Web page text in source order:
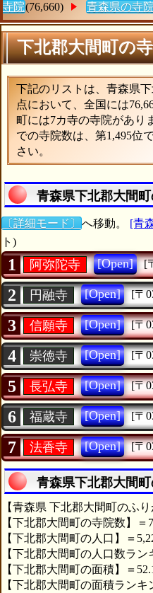
寺院(76,660) 青森県の寺院
下北郡大間町の
下記のリストは、青森県
点において、全国には
町には7カ寺の寺院があり
での寺院数は、第1,495位
さい。
青森県下北郡大間
〔詳細モード〕 へ移動。 [青
ト)
1 阿弥陀寺 [Open] [
2 円融寺 [Open] [〒
3 信願寺 [Open] [〒
4 崇徳寺 [Open] [〒
5 長弘寺 [Open] [〒
6 福蔵寺 [Open] [〒
7 法香寺 [Open] [〒
青森県下北郡大間
【青森県 下北郡大間町のふ
【下北郡大間町の寺院数】＝
【下北郡大間町の人口】＝
【下北郡大間町の人口数ラ
【下北郡大間町の面積】＝
【下北郡大間町の面積ラン